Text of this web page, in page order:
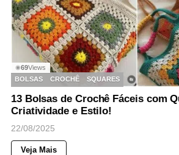
◉69Views
BOLSAS
CROCHÊ SQUARES
13 Bolsas de Crochê Fáceis com
Criatividade e Estilo!
22/08/2025
Veja Mais